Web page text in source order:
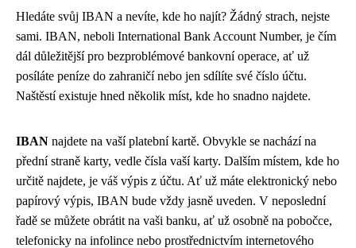
Hledáte svůj IBAN a nevíte, kde ho najít? Žádný strach, nejste
sami. IBAN, neboli International Bank Account Number, je čím
dál důležitější pro bezproblémové bankovní operace, ať už
posíláte peníze do zahraničí nebo jen sdílíte své číslo účtu.
Naštěstí existuje hned několik míst, kde ho snadno najdete.
IBAN najdete na vaší platební kartě. Obvykle se nachází na
přední straně karty, vedle čísla vaší karty. Dalším místem, kde ho
určitě najdete, je váš výpis z účtu. Ať už máte elektronický nebo
papírový výpis, IBAN bude vždy jasně uveden. V neposlední
řadě se můžete obrátit na vaši banku, ať už osobně na pobočce,
telefonicky na infolince nebo prostřednictvím internetového